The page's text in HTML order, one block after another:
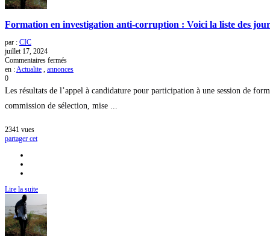
Formation en investigation anti-corruption : Voici la liste des
par : CIC
juillet 17, 2024
Commentaires ferméssur
Formation
investigation
anti-
corruption
en :Actualite , annonces
0
Les résultats de l’appel à candidature pour participation à une session de
commission de sélection, mise ...
2341 vues
partager cet
Lire la suite